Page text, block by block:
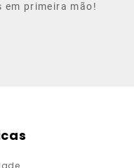
em primeira mão!